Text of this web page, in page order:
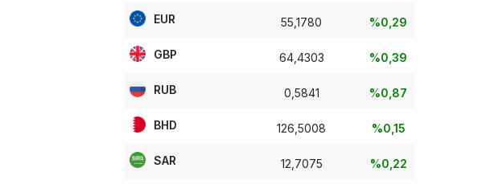
EUR 55,1780 %0,29
GBP 64,4303 %0,39
RUB 0,5841 %0,87
BHD 126,5008 %0,15
SAR 12,7075 %0,22